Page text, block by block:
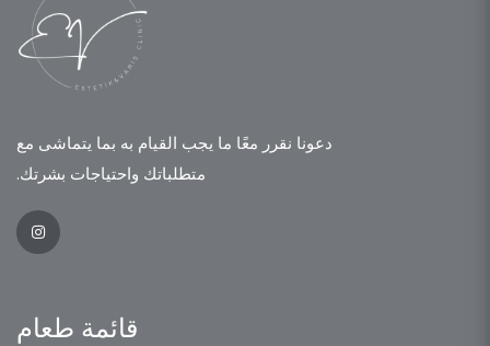
دعونا نقرر معًا ما يجب القيام به بما يتماشى مع
متطلباتك واحتياجات بشرتك.
قائمة طعام